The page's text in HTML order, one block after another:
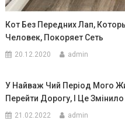
Кот Без Передних Лап,
Человек, Покоряет Сеть
20.12.2020 admin
У Найваж Чий Період Мого
Перейти Дорогу, І Це
21.02.2022 admin